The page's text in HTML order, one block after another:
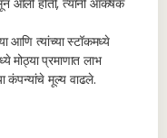
आली होती, त्यांनी आकर्षक
आणि त्यांच्या स्टॉकमध्ये
मोठ्या प्रमाणात लाभ
कंपन्यांचे मूल्य वाढले.